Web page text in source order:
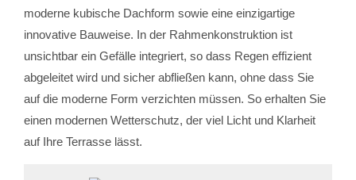
moderne kubische Dachform sowie eine einzigartige
innovative Bauweise. In der Rahmenkonstruktion ist
unsichtbar ein Gefälle integriert, so dass Regen effizient
abgeleitet wird und sicher abfließen kann, ohne dass Sie
auf die moderne Form verzichten müssen. So erhalten Sie
einen modernen Wetterschutz, der viel Licht und Klarheit
auf Ihre Terrasse lässt.